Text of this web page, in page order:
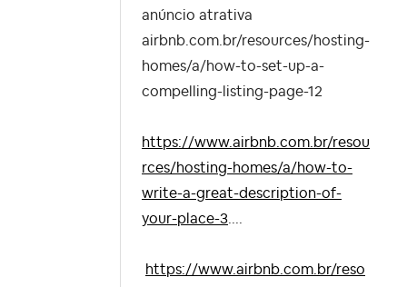
anúncio atrativa
airbnb.com.br/resources/hosting-
homes/a/how-to-set-up-a-
compelling-listing-page-12
https://www.airbnb.com.br/resou
rces/hosting-homes/a/how-to-
write-a-great-description-of-
your-place-3
https://www.airbnb.com.br/reso